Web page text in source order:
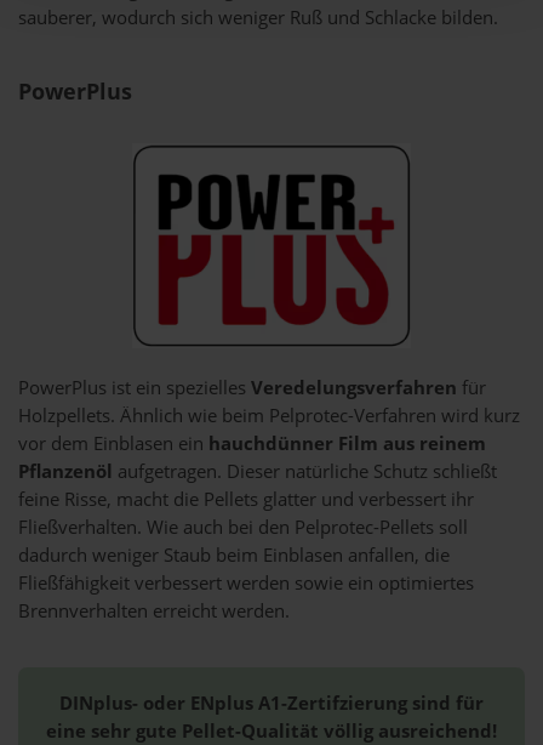
sauberer, wodurch sich weniger Ruß und Schlacke bilden.
PowerPlus
PowerPlus ist ein spezielles Veredelungsverfahren für
Holzpellets. Ähnlich wie beim Pelprotec-Verfahren wird kurz
vor dem Einblasen ein hauchdünner Film aus reinem
Pflanzenöl aufgetragen. Dieser natürliche Schutz schließt
feine Risse, macht die Pellets glatter und verbessert ihr
Fließverhalten. Wie auch bei den Pelprotec-Pellets soll
dadurch weniger Staub beim Einblasen anfallen, die
Fließfähigkeit verbessert werden sowie ein optimiertes
Brennverhalten erreicht werden.
DINplus- oder ENplus A1-Zertifzierung sind für
eine sehr gute Pellet-Qualität völlig ausreichend!